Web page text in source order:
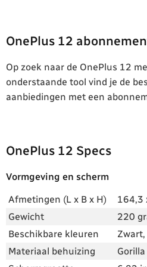
OnePlus 12
Op zoek naar de OnePlus 12
onderstaande tool vind je de
aanbiedingen met een
OnePlus 12 Specs
Vormgeving en scherm
Afmetingen (L x B x H)
164,3
Gewicht
220
Beschikbare kleuren
Materiaal behuizing